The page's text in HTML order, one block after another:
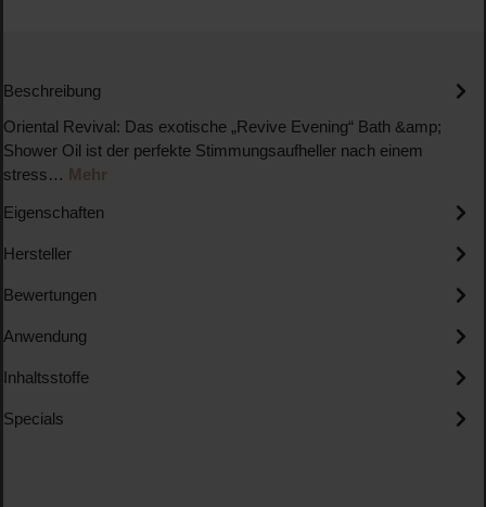
Beschreibung
Oriental Revival: Das exotische „Revive Evening“ Bath &amp;
Shower Oil ist der perfekte Stimmungsaufheller nach einem
stress… Mehr
Eigenschaften
Hersteller
Bewertungen
Anwendung
Inhaltsstoffe
Specials